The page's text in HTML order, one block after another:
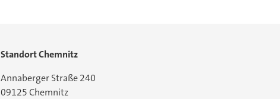
Standort Chemnitz
Annaberger Straße 240
09125 Chemnitz